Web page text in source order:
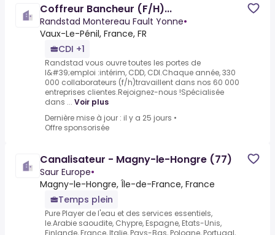
Coffreur Bancheur (F/H)...
Randstad Montereau Fault Yonne•
Vaux-Le-Pénil, France, FR
CDI +1
Randstad vous ouvre toutes les portes de
l&#39;emploi :intérim, CDD, CDI.Chaque année, 330
000 collaborateurs (f/h)travaillent dans nos 60 000
entreprises clientes.Rejoignez-nous !Spécialisée
dans ... Voir plus
Dernière mise à jour : il y a 25 jours •
Offre sponsorisée
Canalisateur - Magny-le-Hongre (77)
Saur Europe•
Magny-le-Hongre, Île-de-France, France
Temps plein
Pure Player de l'eau et des services essentiels,
le.Arabie saoudite, Chypre, Espagne, Etats-Unis,
Finlande, France, Italie, Pays-Bas, Pologne, Portugal,